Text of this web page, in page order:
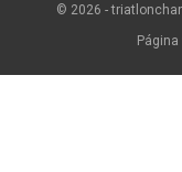
© 2026 -
Página